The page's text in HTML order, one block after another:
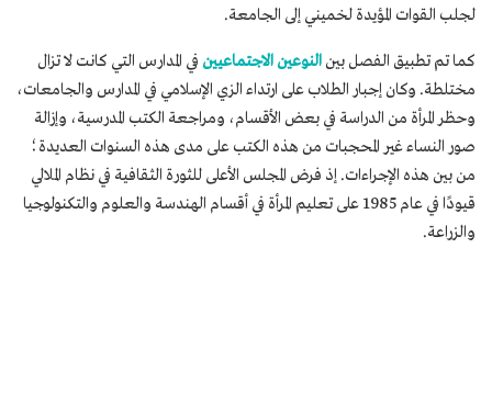
لجلب القوات المؤيدة لخميني إلى الجامعة.
كما تم تطبيق الفصل بين النوعين الاجتماعيين في المدارس التي كانت لا تزال
مختلطة. وكان إجبار الطلاب على ارتداء الزي الإسلامي في المدارس والجامعات،
وحظر المرأة من الدراسة في بعض الأقسام، ومراجعة الكتب المدرسية، وإزالة
صور النساء غير المحجبات من هذه الكتب على مدى هذه السنوات العديدة؛
من بين هذه الإجراءات. إذ فرض المجلس الأعلى للثورة الثقافية في نظام الملالي
قيودًا في عام 1985 على تعليم المرأة في أقسام الهندسة والعلوم والتكنولوجيا
والزراعة.